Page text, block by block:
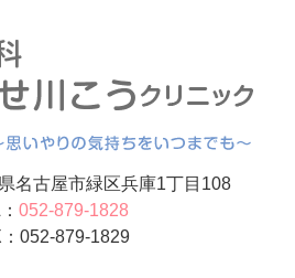
名古屋市緑区兵庫1丁目108
052-879-1828
：052-879-1829